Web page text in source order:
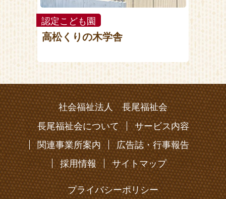
認定こども園
高松くりの木学舎
社会福祉法人 長尾福祉会
長尾福祉会について
サービス内容
関連事業所案内
広告誌・行事報告
採用情報
サイトマップ
プライバシーポリシー